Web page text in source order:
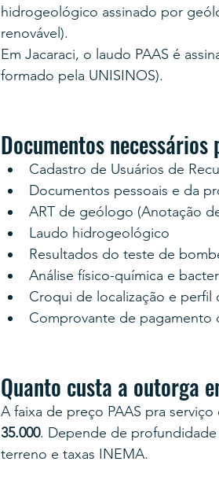
hidrogeológico assinado por
renovável).
Em Jacaraci, o laudo PAAS é
formado pela UNISINOS).
Documentos
Cadastro de Usuários de
Documentos pessoais e da
ART de geólogo (Anotação
Laudo hidrogeológico
Resultados do teste de
Análise físico-química e
Croqui de localização e
Comprovante de pagamento
Quanto custa a outorga
A faixa de preço PAAS pra
35.000. Depende de profundidade
terreno e taxas INEMA.